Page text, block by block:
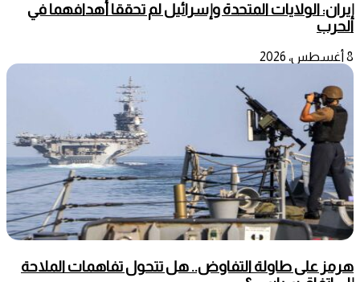
إيران: الولايات المتحدة وإسرائيل لم تحققا أهدافهما في
الحرب
8 أغسطس، 2026
هرمز على طاولة التفاوض.. هل تتحول تفاهمات الملاحة